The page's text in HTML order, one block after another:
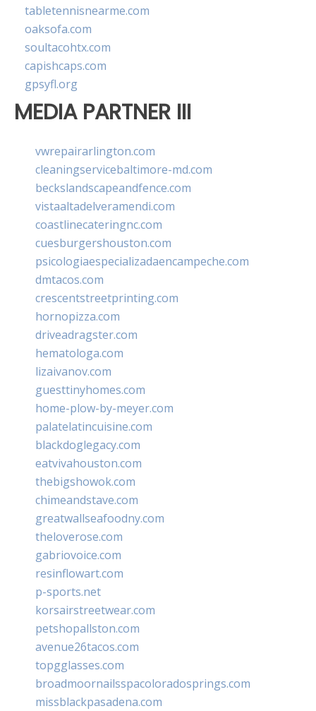
tabletennisnearme.com
oaksofa.com
soultacohtx.com
capishcaps.com
gpsyfl.org
MEDIA PARTNER III
vwrepairarlington.com
cleaningservicebaltimore-md.com
beckslandscapeandfence.com
vistaaltadelveramendi.com
coastlinecateringnc.com
cuesburgershouston.com
psicologiaespecializadaencampeche.com
dmtacos.com
crescentstreetprinting.com
hornopizza.com
driveadragster.com
hematologa.com
lizaivanov.com
guesttinyhomes.com
home-plow-by-meyer.com
palatelatincuisine.com
blackdoglegacy.com
eatvivahouston.com
thebigshowok.com
chimeandstave.com
greatwallseafoodny.com
theloverose.com
gabriovoice.com
resinflowart.com
p-sports.net
korsairstreetwear.com
petshopallston.com
avenue26tacos.com
topgglasses.com
broadmoornailsspacoloradosprings.com
missblackpasadena.com